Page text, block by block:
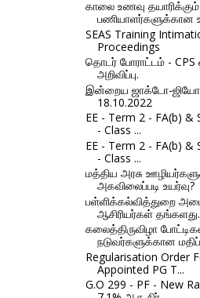
காலை உணவு தயாரிக்கும்
பணியாளர்களுக்கான
SEAS Training
Proceedings
தொடர் போராட்டம் - CPS
அறிவிப்பு.
இன்றைய ஜாக்டோ-ஜியோ
18.10.2022
EE - Term 2 - FA(b) &
- Class ...
EE - Term 2 - FA(b) &
- Class ...
மத்திய அரசு
அகவிலைப்படி உயர்வு?
பள்ளிக்கல்வித்துறை
ஆசிரியர்கள்
கலைத்திருவிழா
நடுவர்களுக்கான
Regularisation Order
Appointed PG T...
G.O 299 - PF - New